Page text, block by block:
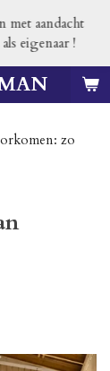
met aandacht
eigenaar !
zo